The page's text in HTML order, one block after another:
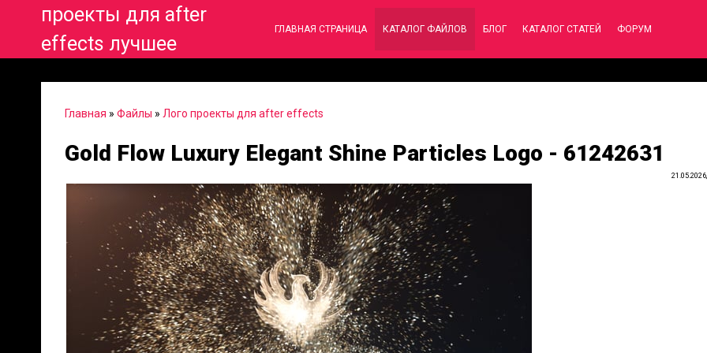
проекты для after
effects лучшее
ГЛАВНАЯ СТРАНИЦА КАТАЛОГ ФАЙЛОВ БЛОГ КАТАЛОГ СТАТЕЙ ФОРУМ
Главная » Файлы » Лого проекты для after effects
Gold Flow Luxury Elegant Shine Particles Logo - 61242631